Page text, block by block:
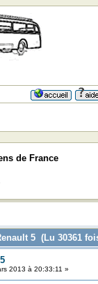
de France
5 (Lu 30361
2013 à 20:33:11 »